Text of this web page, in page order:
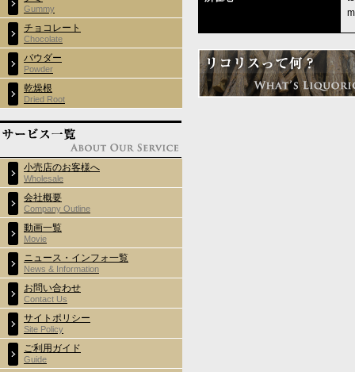
Gummy
チョコレート
Chocolate
パウダー
Powder
乾燥根
Dried Root
小売店のお客様へ
Wholesale
会社概要
Company Outline
動画一覧
Movie
ニュース・インフォ一覧
News & Information
お問い合わせ
Contact Us
サイトポリシー
Site Policy
ご利用ガイド
Guide